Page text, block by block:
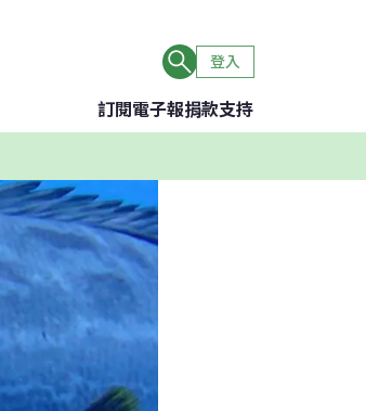
登入
訂閱電子報捐款支持